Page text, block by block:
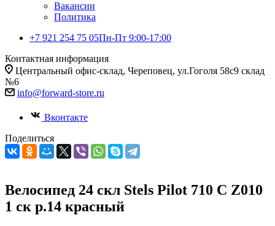
Вакансии
Политика
+7 921 254 75 05Пн-Пт 9:00-17:00
Контактная информация
Центральный офис-склад, Череповец, ул.Гоголя 58с9 склад
№6
info@forward-store.ru
Вконтакте
Поделиться
Велосипед 24 скл Stels Pilot 710 C Z010
1 ск р.14 красный